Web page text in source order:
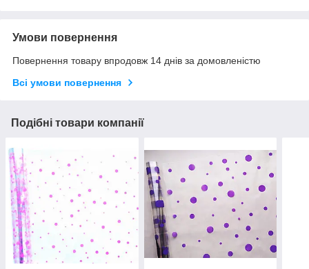
Умови повернення
Повернення товару впродовж 14 днів за домовленістю
Всі умови повернення
Подібні товари компанії